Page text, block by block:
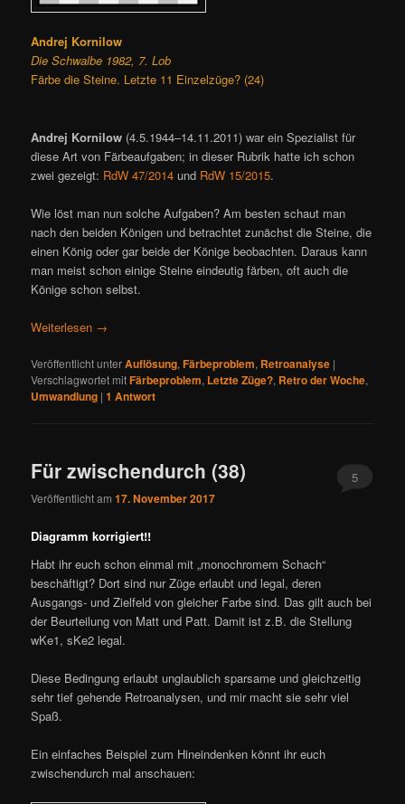
Andrej Kornilow
Die Schwalbe 1982, 7. Lob
Färbe die Steine. Letzte 11 Einzelzüge? (24)
Andrej Kornilow (4.5.1944–14.11.2011) war ein Spezialist für
diese Art von Färbeaufgaben; in dieser Rubrik hatte ich schon
zwei gezeigt: RdW 47/2014 und RdW 15/2015.
Wie löst man nun solche Aufgaben? Am besten schaut man
nach den beiden Königen und betrachtet zunächst die Steine, die
einen König oder gar beide der Könige beobachten. Daraus kann
man meist schon einige Steine eindeutig färben, oft auch die
Könige schon selbst.
Weiterlesen →
Veröffentlicht unterAuflösung,Färbeproblem, Retroanalyse |
Verschlagwortet mitFärbeproblem, Letzte Züge?, Retro der Woche,
Umwandlung |1 Antwort
Für zwischendurch (38)
Veröffentlicht am17. November 2017
5
Diagramm korrigiert!!
Habt ihr euch schon einmal mit „monochromem Schach“
beschäftigt? Dort sind nur Züge erlaubt und legal, deren
Ausgangs- und Zielfeld von gleicher Farbe sind. Das gilt auch bei
der Beurteilung von Matt und Patt. Damit ist z.B. die Stellung
wKe1, sKe2 legal.
Diese Bedingung erlaubt unglaublich sparsame und gleichzeitig
sehr tief gehende Retroanalysen, und mir macht sie sehr viel
Spaß.
Ein einfaches Beispiel zum Hineindenken könnt ihr euch
zwischendurch mal anschauen: